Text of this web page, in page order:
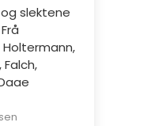
slektene
Falch,